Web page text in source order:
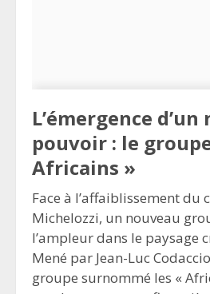
L’émergence
pouvoir : le
Africains »
Face à l’affaiblissement du
Michelozzi, un nouveau
l’ampleur dans le paysage
Mené par Jean-Luc
groupe surnommé les «